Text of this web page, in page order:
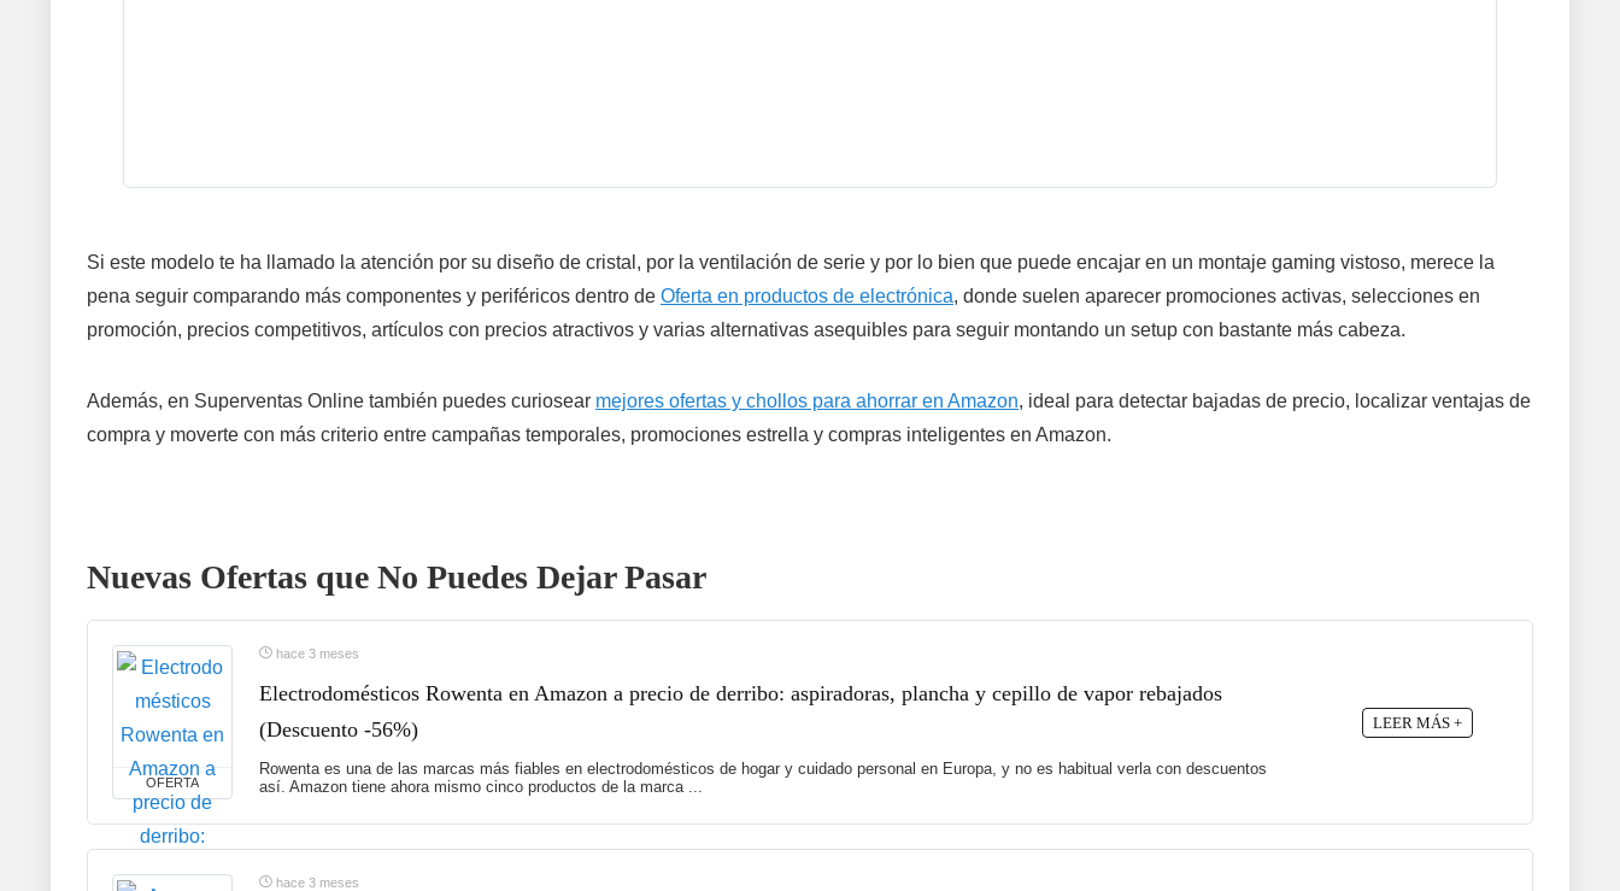
Si este modelo te ha llamado la atención por su diseño de cristal, por la ventilación de serie y por lo bien que puede encajar en un montaje gaming vistoso, merece la
pena seguir comparando más componentes y periféricos dentro de Oferta en productos de electrónica, donde suelen aparecer promociones activas, selecciones en
promoción, precios competitivos, artículos con precios atractivos y varias alternativas asequibles para seguir montando un setup con bastante más cabeza.
Además, en Superventas Online también puedes curiosear mejores ofertas y chollos para ahorrar en Amazon, ideal para detectar bajadas de precio, localizar ventajas de
compra y moverte con más criterio entre campañas temporales, promociones estrella y compras inteligentes en Amazon.
Nuevas Ofertas que No Puedes Dejar Pasar
OFERTA
hace 3 meses
Electrodomésticos Rowenta en Amazon a precio de derribo: aspiradoras, plancha y cepillo de vapor rebajados
(Descuento -56%)
Rowenta es una de las marcas más fiables en electrodomésticos de hogar y cuidado personal en Europa, y no es habitual verla con descuentos
así. Amazon tiene ahora mismo cinco productos de la marca ...
LEER MÁS +
hace 3 meses